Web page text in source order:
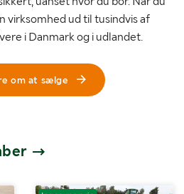
virksomhed ud til tusindvis af
i Danmark og i udlandet.
om at sælge